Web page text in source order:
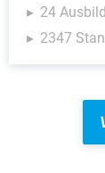
24
2347